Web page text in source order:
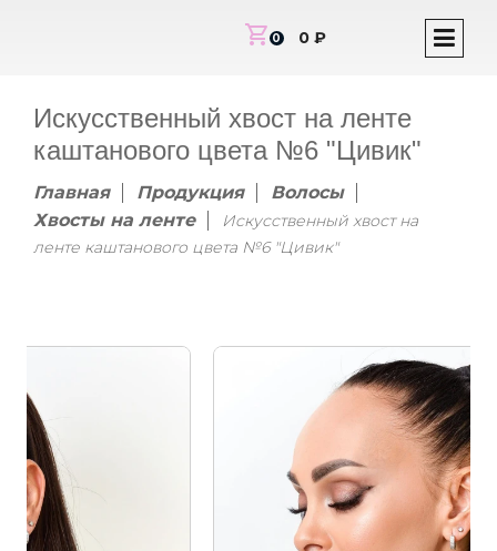
shopping_cart0 0 ₽
Искусственный хвост на ленте
каштанового цвета №6 "Цивик"
Главная Продукция
Волосы
Хвосты на ленте
Искусственный хвост на
ленте каштанового цвета №6 "Цивик"